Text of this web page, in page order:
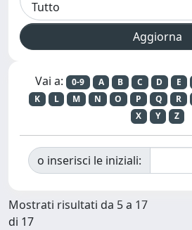
Vai a: 0-9 A B C D E
K
L M N O P Q R
X
Y Z
o inserisci le iniziali:
Mostrati risultati da 5 a 17
di 17